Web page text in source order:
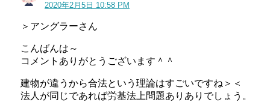
2020年2月5日 10:58 PM
＞アングラーさん
こんばんは～
コメントありがとうございます＾＾
建物が違うから合法という理論はすごいですね＞＜
法人が同じであれば労基法上問題ありありでしょう。